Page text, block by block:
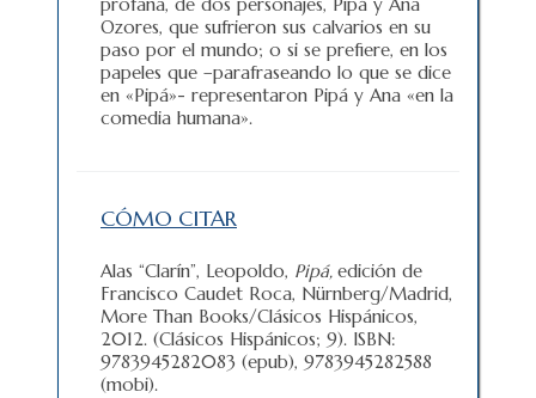
profana, de dos personajes, Pipá y Ana
Ozores, que sufrieron sus calvarios en su
paso por el mundo; o si se prefiere, en los
papeles que –parafraseando lo que se dice
en «Pipá»- representaron Pipá y Ana «en la
comedia humana».
CÓMO CITAR
Alas “Clarín”, Leopoldo, Pipá, edición de
Francisco Caudet Roca, Nürnberg/Madrid,
More Than Books/Clásicos Hispánicos,
2012. (Clásicos Hispánicos; 9). ISBN:
9783945282083 (epub), 9783945282588
(mobi).